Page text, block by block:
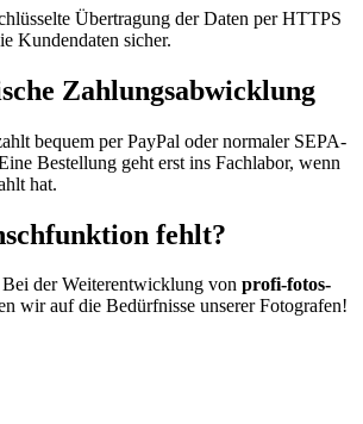
Übertragung der Daten per HTTPS
Kundendaten sicher.
Zahlungs­abwicklung
bequem per PayPal oder normaler SEPA-
Bestellung geht erst ins Fachlabor, wenn
hat.
fehlt?
Bei der Weiterentwicklung von profi-fotos-
wir auf die Bedürfnisse unserer Fotografen!